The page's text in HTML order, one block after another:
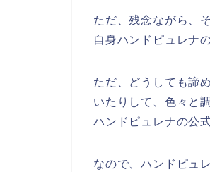
ただ、残念ながら、
自身ハンドピュレナ
ただ、どうしても諦
いたりして、色々と
ハンドピュレナの公
なので、ハンドピュ